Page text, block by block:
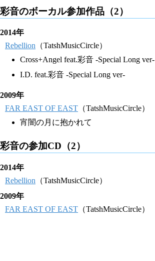
彩音のボーカル参加作品（2）
2014年
Rebellion （TatshMusicCircle）
Cross+Angel feat.彩音 -Special Long ver-
I.D. feat.彩音 -Special Long ver-
2009年
FAR EAST OF EAST （TatshMusicCircle）
宵闇の月に抱かれて
彩音の参加CD（2）
2014年
Rebellion （TatshMusicCircle）
2009年
FAR EAST OF EAST （TatshMusicCircle）